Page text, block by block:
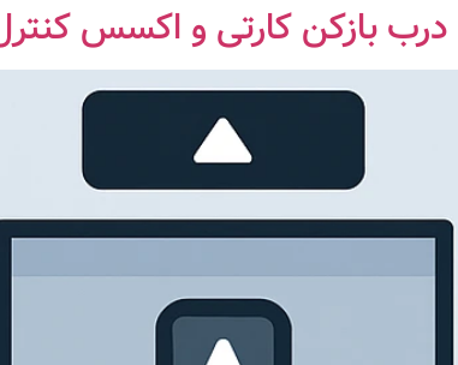
درب بازکن کارتی و اکسس